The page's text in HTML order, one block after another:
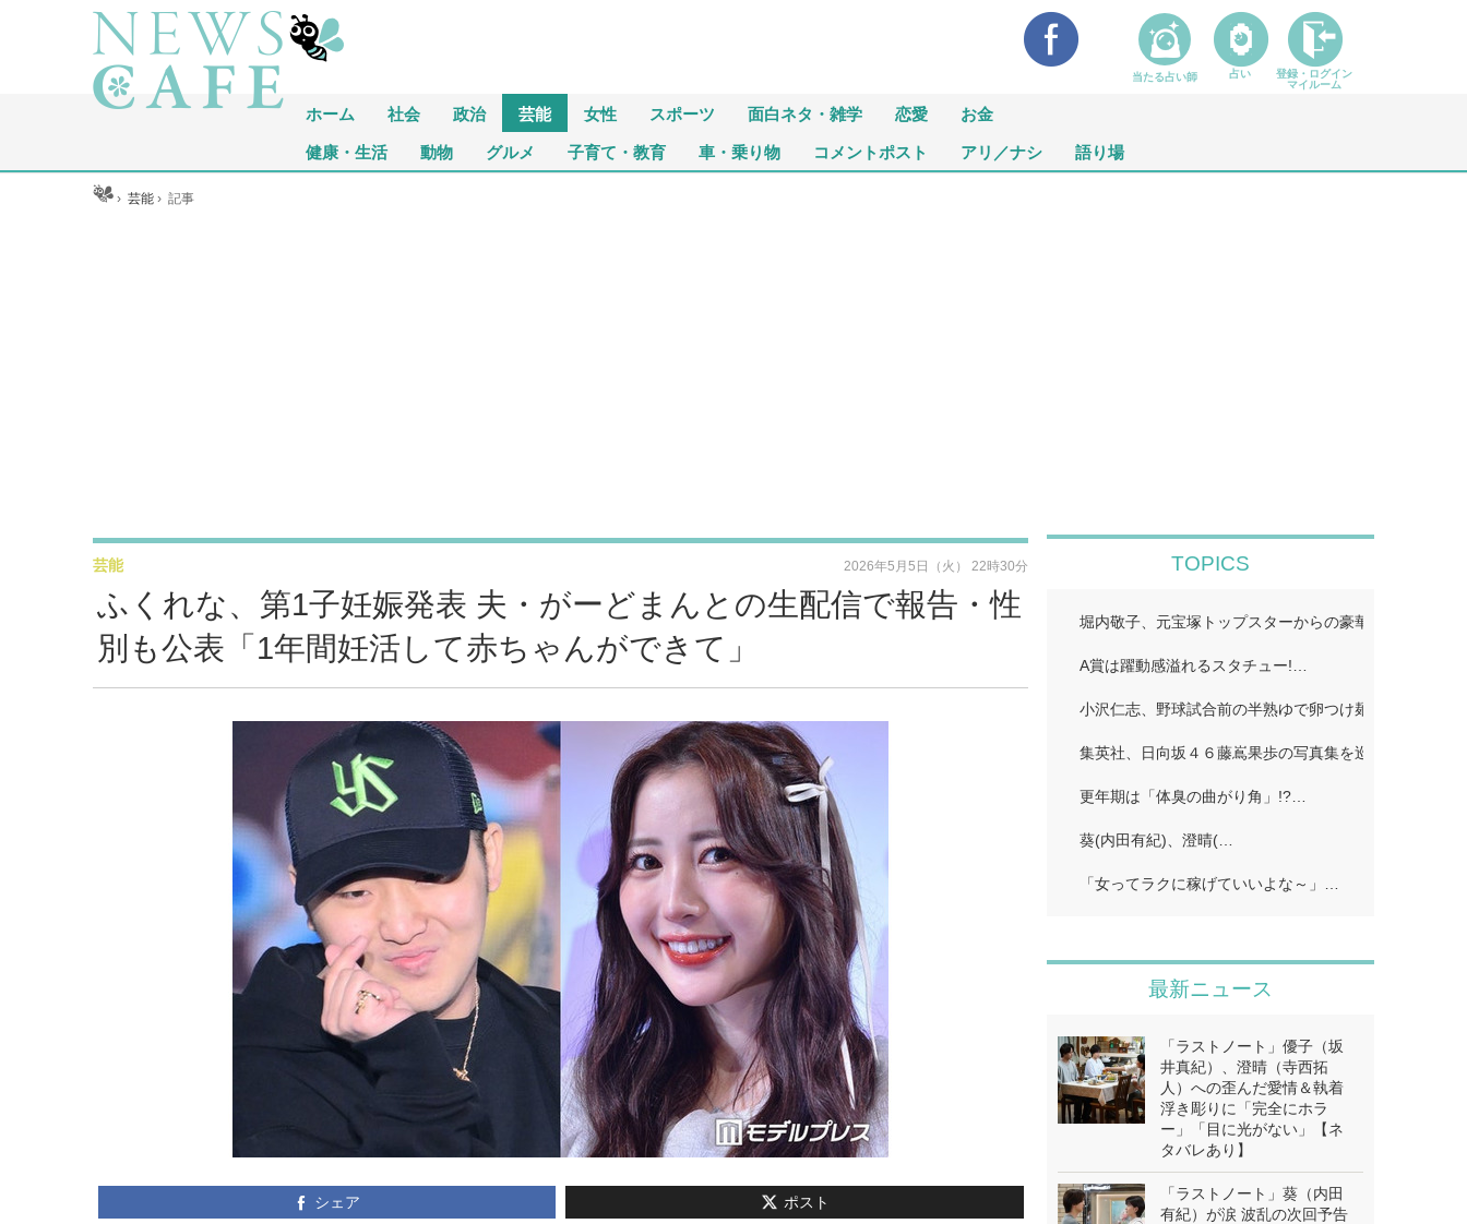
ホーム 社会 政治 芸能 女性 スポーツ 面白ネタ・雑学 恋愛 お金
健康・生活 動物 グルメ 子育て・教育 車・乗り物 コメントポスト アリ／ナシ 語り場
ホーム ›芸能 ›記事
ふくれな、第1子妊娠発表 夫・がーどまんとの生配信で報告・性
別も公表「1年間妊活して赤ちゃんができて」
芸能 2026年5月5日（火） 22時30分
シェア ポスト
TOPICS
堀内敬子、元宝塚トップスターからの豪華差し入れ披
A賞は躍動感溢れるスタチュー!…
小沢仁志、野球試合前の半熟ゆで卵つけ麺披露「たっ
集英社、日向坂４６藤嶌果歩の写真集を巡り声明発表
更年期は「体臭の曲がり角」!?…
葵(内田有紀)、澄晴(…
「女ってラクに稼げていいよな～」…
最新ニュース
「ラストノート」優子（坂
井真紀）、澄晴（寺西拓
人）への歪んだ愛情＆執着
浮き彫りに「完全にホラ
ー」「目に光がない」【ネ
タバレあり】
「ラストノート」葵（内田
有紀）が涙 波乱の次回予告
当たる占い師 占い
登録・ログイン
マイルーム